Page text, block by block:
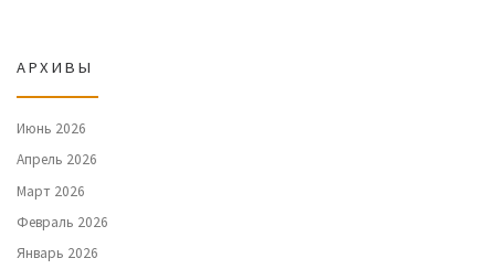
АРХИВЫ
Июнь 2026
Апрель 2026
Март 2026
Февраль 2026
Январь 2026